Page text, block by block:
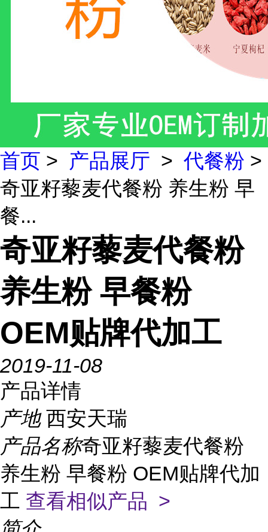
首页 > 产品展厅 > 代餐粉 >
奇亚籽藜麦代餐粉 养生粉 早
餐...
奇亚籽藜麦代餐粉
养生粉 早餐粉
OEM贴牌代加工
2019-11-08
产品详情
产地 西安天瑞
产品名称奇亚籽藜麦代餐粉
养生粉 早餐粉 OEM贴牌代加
工 查看相似产品 >